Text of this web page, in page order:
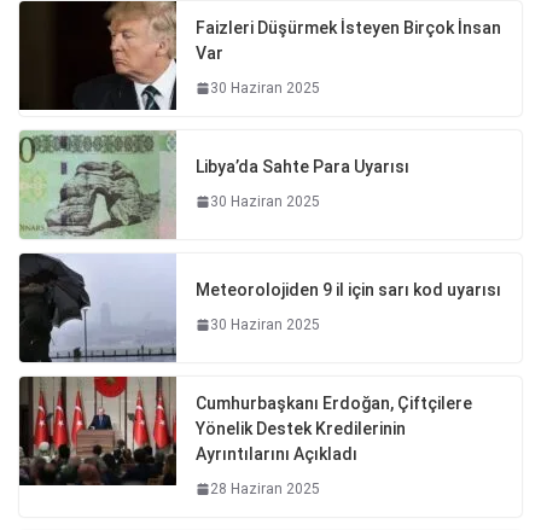
Faizleri Düşürmek İsteyen Birçok İnsan
Var
30 Haziran 2025
Libya’da Sahte Para Uyarısı
30 Haziran 2025
Meteorolojiden 9 il için sarı kod uyarısı
30 Haziran 2025
Cumhurbaşkanı Erdoğan, Çiftçilere
Yönelik Destek Kredilerinin
Ayrıntılarını Açıkladı
28 Haziran 2025